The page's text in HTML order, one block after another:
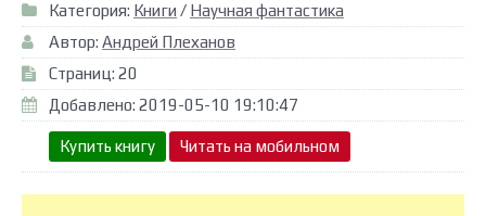
Категория: Книги / Научная фантастика
Автор: Андрей Плеханов
Страниц: 20
Добавлено: 2019-05-10 19:10:47
Купить книгу Читать на мобильном